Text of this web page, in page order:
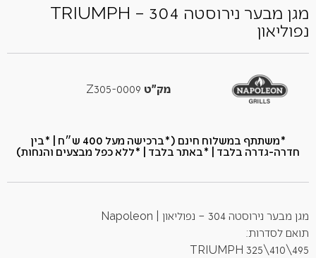
מגן מבער נירוסטה 304 – TRIUMPH
נפוליאון
מק"ט
*משתתף במשלוח חינם (*ברכישה מעל 400 ש״ח​ | *בין
חדרה-גדרה בלבד | *באתר בלבד | *ללא כפל מבצעים והנחות)
מגן מבער נירוסטה 304 – נפוליאון | Napoleon
תואם לסדרות:
TRIUMPH 325\410\495